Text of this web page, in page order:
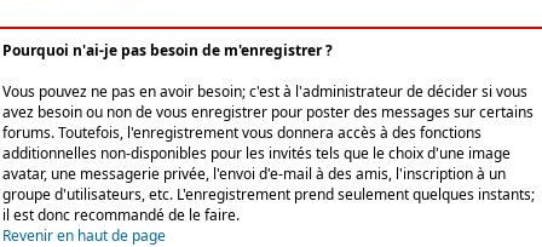
Pourquoi n'ai-je pas besoin de m'enregistrer ?
Vous pouvez ne pas en avoir besoin; c'est à l'administrateur de décider si vous
avez besoin ou non de vous enregistrer pour poster des messages sur certains
forums. Toutefois, l'enregistrement vous donnera accès à des fonctions
additionnelles non-disponibles pour les invités tels que le choix d'une image
avatar, une messagerie privée, l'envoi d'e-mail à des amis, l'inscription à un
groupe d'utilisateurs, etc. L'enregistrement prend seulement quelques instants;
il est donc recommandé de le faire.
Revenir en haut de page